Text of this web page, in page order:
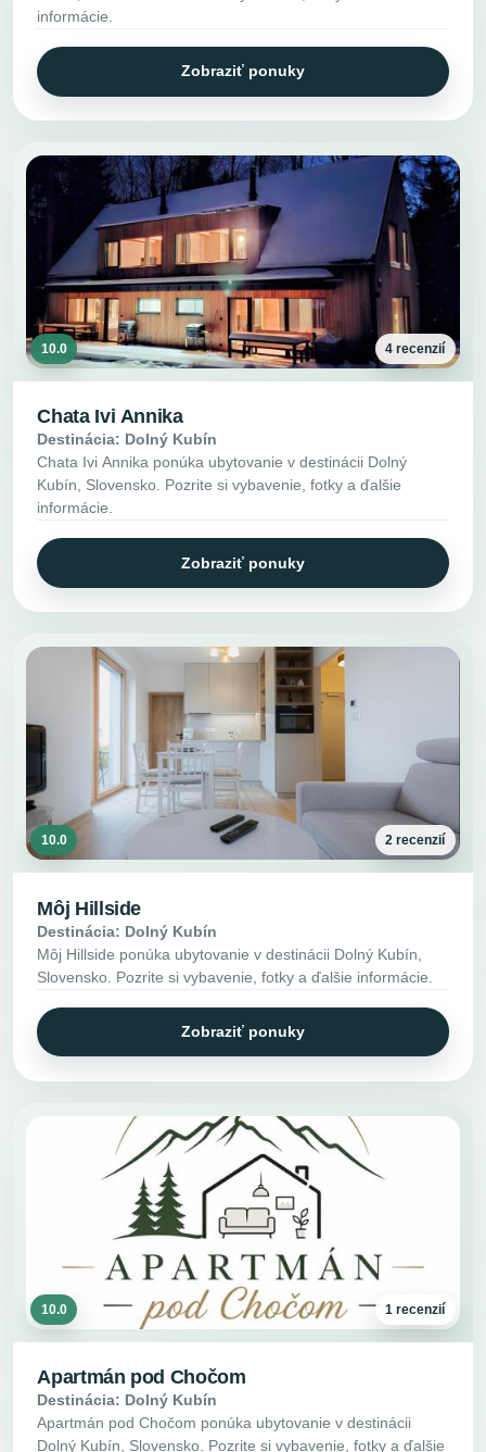
informácie.
Zobraziť ponuky
10.0 4 recenzií
Chata Ivi Annika
Destinácia: Dolný Kubín
Chata Ivi Annika ponúka ubytovanie v destinácii Dolný
Kubín, Slovensko. Pozrite si vybavenie, fotky a ďalšie
informácie.
Zobraziť ponuky
10.0 2 recenzií
Môj Hillside
Destinácia: Dolný Kubín
Môj Hillside ponúka ubytovanie v destinácii Dolný Kubín,
Slovensko. Pozrite si vybavenie, fotky a ďalšie informácie.
Zobraziť ponuky
10.0 1 recenzií
Apartmán pod Chočom
Destinácia: Dolný Kubín
Apartmán pod Chočom ponúka ubytovanie v destinácii
Dolný Kubín, Slovensko. Pozrite si vybavenie, fotky a ďalšie